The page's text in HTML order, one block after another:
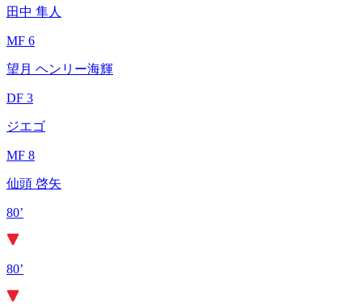
田中 隼人
MF 6
望月 ヘンリー海輝
DF 3
ジエゴ
MF 8
仙頭 啓矢
80’
80’